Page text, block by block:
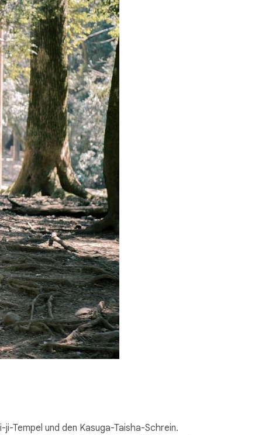
Tempel und den Kasuga-Taisha-Schrein.